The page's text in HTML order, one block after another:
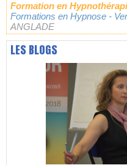
Formation en
Formations en Hypnose -
ANGLADE
LES BLOGS